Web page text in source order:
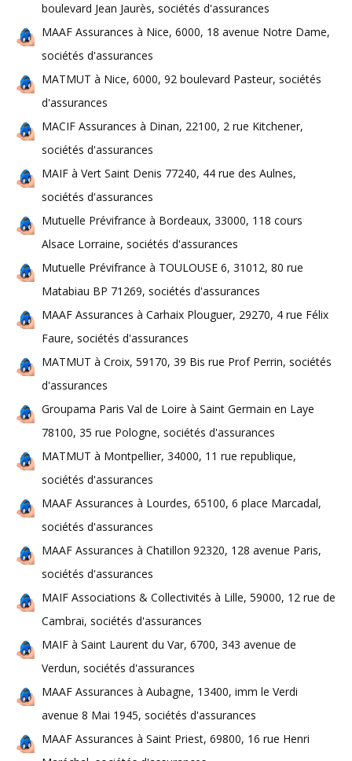
boulevard Jean Jaurès, sociétés d'assurances
MAAF Assurances à Nice, 6000, 18 avenue Notre Dame,
sociétés d'assurances
MATMUT à Nice, 6000, 92 boulevard Pasteur, sociétés
d'assurances
MACIF Assurances à Dinan, 22100, 2 rue Kitchener,
sociétés d'assurances
MAIF à Vert Saint Denis 77240, 44 rue des Aulnes,
sociétés d'assurances
Mutuelle Prévifrance à Bordeaux, 33000, 118 cours
Alsace Lorraine, sociétés d'assurances
Mutuelle Prévifrance à TOULOUSE 6, 31012, 80 rue
Matabiau BP 71269, sociétés d'assurances
MAAF Assurances à Carhaix Plouguer, 29270, 4 rue Félix
Faure, sociétés d'assurances
MATMUT à Croix, 59170, 39 Bis rue Prof Perrin, sociétés
d'assurances
Groupama Paris Val de Loire à Saint Germain en Laye
78100, 35 rue Pologne, sociétés d'assurances
MATMUT à Montpellier, 34000, 11 rue republique,
sociétés d'assurances
MAAF Assurances à Lourdes, 65100, 6 place Marcadal,
sociétés d'assurances
MAAF Assurances à Chatillon 92320, 128 avenue Paris,
sociétés d'assurances
MAIF Associations & Collectivités à Lille, 59000, 12 rue de
Cambrai, sociétés d'assurances
MAIF à Saint Laurent du Var, 6700, 343 avenue de
Verdun, sociétés d'assurances
MAAF Assurances à Aubagne, 13400, imm le Verdi
avenue 8 Mai 1945, sociétés d'assurances
MAAF Assurances à Saint Priest, 69800, 16 rue Henri